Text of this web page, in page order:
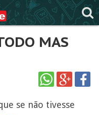
MAS
se não tivesse